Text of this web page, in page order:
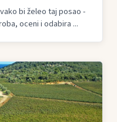
bi želeo taj posao -
oceni i odabira ...